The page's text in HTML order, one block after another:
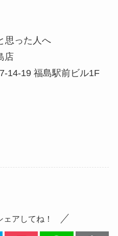
思った人へ
店
14-19 福島駅前ビル1F
アしてね！